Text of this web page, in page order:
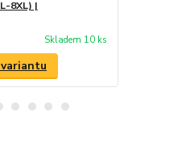
8XL) |
Skladem 10 ks